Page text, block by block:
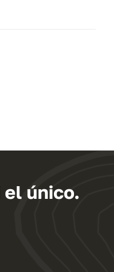
único.